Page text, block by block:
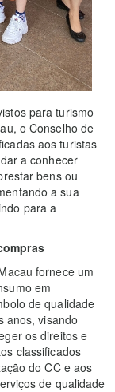
para turismo
o Conselho de
aos turistas
a conhecer
bens ou
a sua
para a
fornece um
em
de qualidade
anos, visando
os direitos e
classificados
do CC e aos
de qualidade